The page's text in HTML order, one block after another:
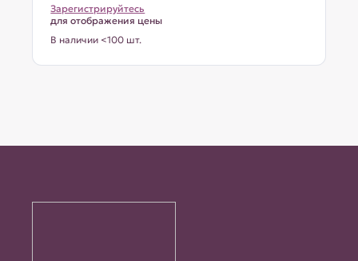
Зарегистрируйтесь
для отображения цены
В наличии <100 шт.